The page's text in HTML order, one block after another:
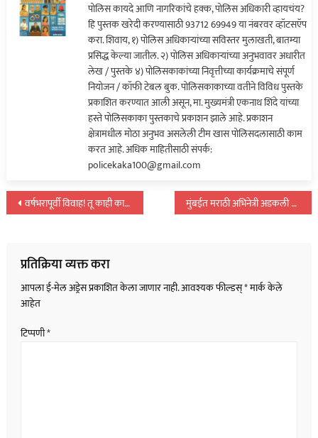
अन्
पाऊस,
पोलिस
भल्या
पहाटे
चेतनला
घेऊन
गेले…
पोलिस कायदे आणि नागरिकांचे हक्क, पोलिस अधिकारी व्हायचंय?
हि पुस्तक खरेदी करण्यासाठी 93712 69949 या नंबरवर व्हॉटसऍप
करा. शिवाय, १) पोलिस अधिकाऱ्यांच्या सविस्तर मुलाखती, बातम्या
प्रसिद्ध केल्या जातील. २) पोलिस अधिकाऱ्यांच्या अनुभवावर अधारीत
लेख / पुस्तके ४) पोलिसकाकांच्या निवृत्तीच्या कार्यक्रमाचे संपूर्ण
नियोजन / कॉफी टेबल बुक. पोलिसकाकाच्या वतीने विविध पुस्तके
प्रकाशित करण्यात आली असून, मा. मुख्यमंत्री एकनाथ शिंदे यांच्या
हस्ते पोलिसकाका पुस्तकाचे प्रकाशन झाले आहे. प्रकाशन
क्षेत्रामधील मोठा अनुभव असलेली टीम खास पोलिसदलासाठी काम
करत आहे. अधिक माहितीसाठी संपर्क:
policekaka100@gmail.com
पोस्टचे
वर्षभरापूर्वी विवाह! तू काही कामाचा नाहीस, पत्नीच्या त्रासाला कंटाळून आत्महत्या… मुंबईत मराठी अभिनेत्री अडकली सेक्स रॅकेटमध्ये; एका रात्रीसाठी मिळायचे…
प्रतिक्रिया व्यक्त करा
आपला ई-मेल अड्रेस प्रकाशित केला जाणार नाही.आवश्यक फील्डस्*मार्क केले
आहेत
टिप्पणी*